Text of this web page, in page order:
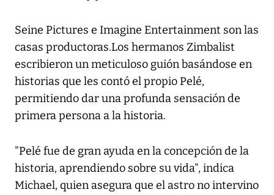
Seine Pictures e Imagine Entertainment son las
casas productoras.Los hermanos Zimbalist
escribieron un meticuloso guión basándose en
historias que les contó el propio Pelé,
permitiendo dar una profunda sensación de
primera persona a la historia.
"Pelé fue de gran ayuda en la concepción de la
historia, aprendiendo sobre su vida", indica
Michael, quien asegura que el astro no intervino